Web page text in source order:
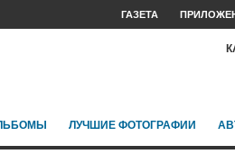
ГАЗЕТА
ЛУЧШИЕ ФОТОГРАФИИ